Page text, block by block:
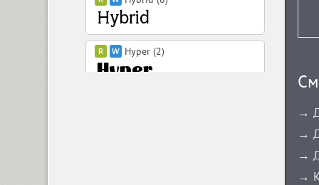
Hyper (2)
→
→
→
→